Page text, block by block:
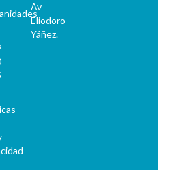
Av
Eliodoro
Yáñez.